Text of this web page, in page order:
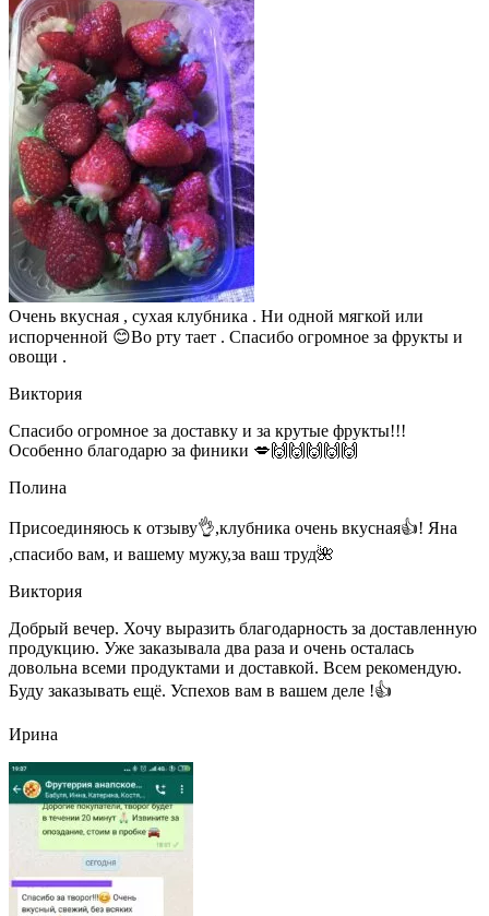
Очень вкусная , сухая клубника . Ни одной мягкой или
испорченной 😊Во рту тает . Спасибо огромное за фрукты и
овощи .
Виктория
Спасибо огромное за доставку и за крутые фрукты!!!
Особенно благодарю за финики 💋🙌🙌🙌🙌🙌
Полина
Присоединяюсь к отзыву👌,клубника очень вкусная👍! Яна
,спасибо вам, и вашему мужу,за ваш труд🌺
Виктория
Добрый вечер. Хочу выразить благодарность за доставленную
продукцию. Уже заказывала два раза и очень осталась
довольна всеми продуктами и доставкой. Всем рекомендую.
Буду заказывать ещё. Успехов вам в вашем деле !👍
Ирина